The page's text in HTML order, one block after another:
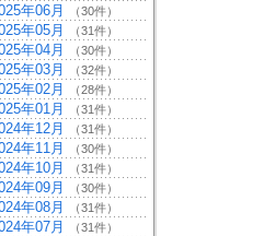
年06月 （30件）
年05月 （31件）
年04月 （30件）
年03月 （32件）
年02月 （28件）
年01月 （31件）
年12月 （31件）
年11月 （30件）
年10月 （31件）
年09月 （30件）
年08月 （31件）
年07月 （31件）